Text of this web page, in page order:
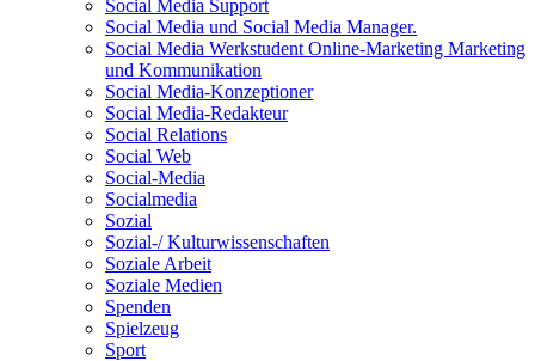
Social Media Support
Social Media und Social Media Manager.
Social Media Werkstudent Online-Marketing Marketing
und Kommunikation
Social Media-Konzeptioner
Social Media-Redakteur
Social Relations
Social Web
Social-Media
Socialmedia
Sozial
Sozial-/ Kulturwissenschaften
Soziale Arbeit
Soziale Medien
Spenden
Spielzeug
Sport